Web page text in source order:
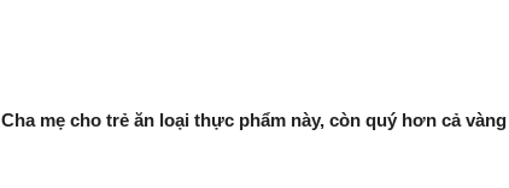
Cha mẹ cho trẻ ăn loại thực phẩm này, còn quý hơn cả vàng